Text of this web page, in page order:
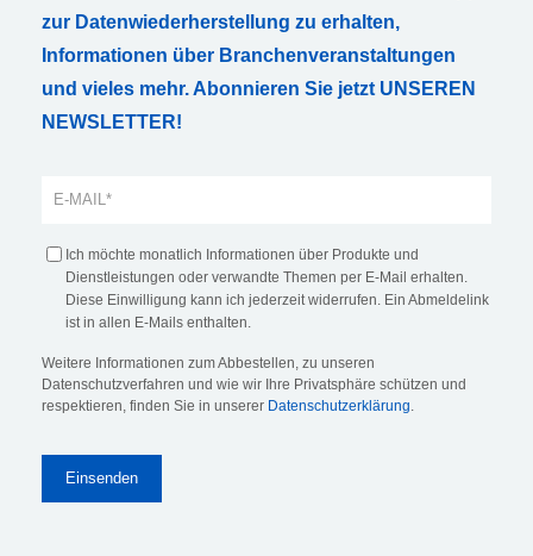
zur Datenwiederherstellung zu erhalten,
Informationen über Branchenveranstaltungen
und vieles mehr. Abonnieren Sie jetzt UNSEREN
NEWSLETTER!
Ich möchte monatlich Informationen über Produkte und
Dienstleistungen oder verwandte Themen per E-Mail erhalten.
Diese Einwilligung kann ich jederzeit widerrufen. Ein Abmeldelink
ist in allen E-Mails enthalten.
Weitere Informationen zum Abbestellen, zu unseren
Datenschutzverfahren und wie wir Ihre Privatsphäre schützen und
respektieren, finden Sie in unserer Datenschutzerklärung